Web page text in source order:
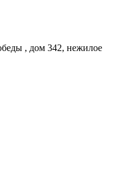
, дом 342, нежилое